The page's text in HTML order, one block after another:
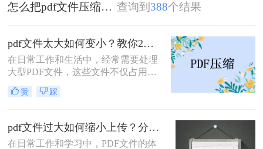
怎么把pdf文件压缩且清晰 查询到 388个结果
pdf文件太大如何变小？教你2招简单又高效！
在日常工作和生活中，经常需要处理
大型PDF文件，这些文件不仅占用存
储空间，而且在传输和分享时也较为
不便。为了解决这个问题，我们可以
如何变小呢？本文将介绍两种将PDF
文件变小的有效方法。
赞 踩
pdf文件过大如何缩小上传？分享2个压缩方法！
在日常工作和学习中，PDF文件的体